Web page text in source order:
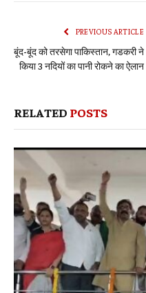
PREVIOUS ARTICLE
बूंद-बूंद को तरसेगा पाकिस्तान, गडकरी ने
किया 3 नदियों का पानी रोकने का ऐलान
RELATED POSTS